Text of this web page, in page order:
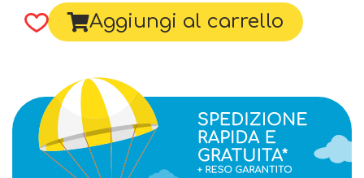
Aggiungi al carrello